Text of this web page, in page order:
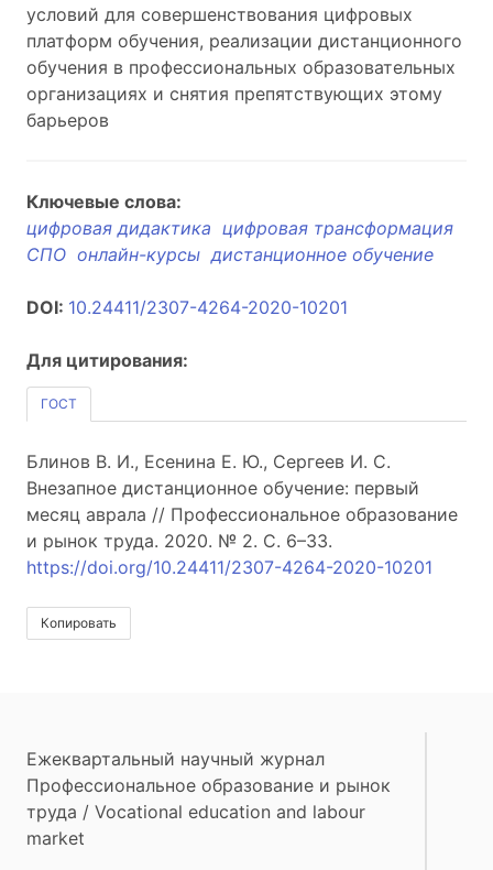
условий для совершенствования цифровых
платформ обучения, реализации дистанционного
обучения в профессиональных образовательных
организациях и снятия препятствующих этому
барьеров
Ключевые слова:
цифровая дидактика цифровая трансформация
СПО онлайн-курсыдистанционное обучение
DOI: 10.24411/2307-4264-2020-10201
Для цитирования:
ГОСТ
Блинов В. И., Есенина Е. Ю., Сергеев И. С.
Внезапное дистанционное обучение: первый
месяц аврала // Профессиональное образование
и рынок труда. 2020. № 2. С. 6–33.
https://doi.org/10.24411/2307-4264-2020-10201
Копировать
Ежеквартальный научный журнал
Профессиональное образование и рынок
труда / Vocational education and labour
market